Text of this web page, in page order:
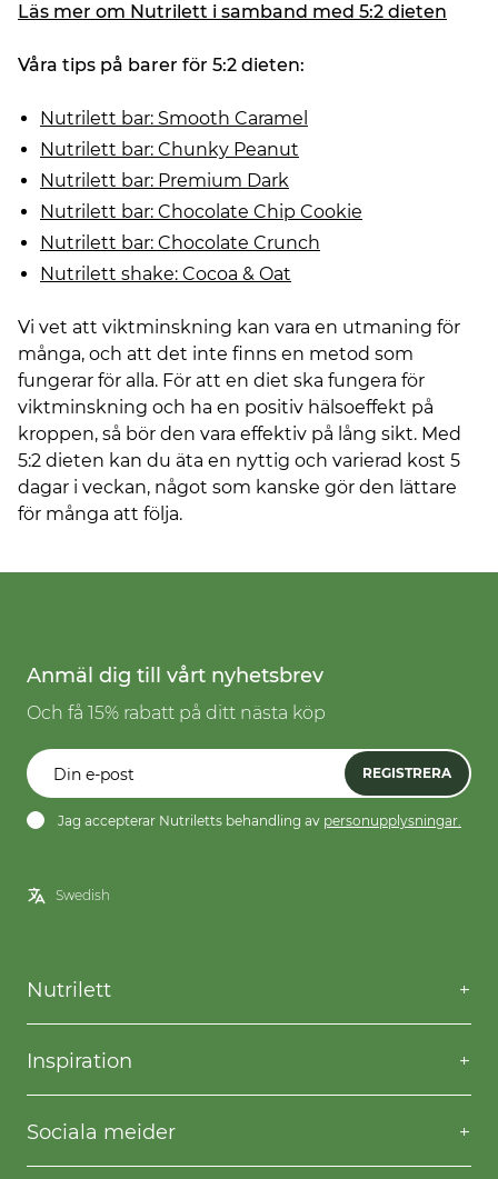
Läs mer om Nutrilett i samband med 5:2 dieten
Våra tips på barer för 5:2 dieten:
Nutrilett bar: Smooth Caramel
Nutrilett bar: Chunky Peanut
Nutrilett bar: Premium Dark
Nutrilett bar: Chocolate Chip Cookie
Nutrilett bar: Chocolate Crunch
Nutrilett shake: Cocoa & Oat
Vi vet att viktminskning kan vara en utmaning för
många, och att det inte finns en metod som
fungerar för alla. För att en diet ska fungera för
viktminskning och ha en positiv hälsoeffekt på
kroppen, så bör den vara effektiv på lång sikt. Med
5:2 dieten kan du äta en nyttig och varierad kost 5
dagar i veckan, något som kanske gör den lättare
för många att följa.
Anmäl dig till vårt nyhetsbrev
Och få 15% rabatt på ditt nästa köp
REGISTRERA
Jag accepterar Nutriletts behandling av personupplysningar.
Nutrilett
Kontakta oss
Frågor & svar
Frakt & returer
Köpvillkor
Inspiration
Willpower
Recept
Gå ner i vikt
Sociala meider
Facebook